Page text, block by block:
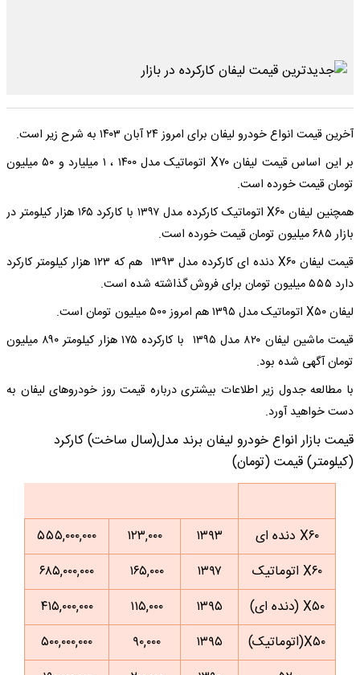
آخرین قیمت انواع خودرو لیفان برای امروز ۲۴ آبان ۱۴۰۳ به شرح زیر است.
بر این اساس قیمت لیفان X۷۰ اتوماتیک مدل ۱۴۰۰ ، ۱ میلیارد و ۵۰ میلیون
تومان قیمت خورده است.
همچنین لیفان X۶۰ اتوماتیک کارکرده مدل ۱۳۹۷ با کارکرد ۱۶۵ هزار کیلومتر در
بازار ۶۸۵ میلیون تومان قیمت خورده است.
قیمت لیفان X۶۰ دنده ای کارکرده مدل ۱۳۹۳ هم که ۱۲۳ هزار کیلومتر کارکرد
دارد ۵۵۵ میلیون تومان برای فروش گذاشته شده است.
لیفان X۵۰ اتوماتیک مدل ۱۳۹۵ هم امروز ۵۰۰ میلیون تومان است.
قیمت ماشین لیفان ۸۲۰ مدل ۱۳۹۵ با کارکرده ۱۷۵ هزار کیلومتر ۸۹۰ میلیون
تومان آگهی شده بود.
با مطالعه جدول زیر اطلاعات بیشتری درباره قیمت روز خودروهای لیفان به
دست خواهید آورد.
قیمت بازار انواع خودرو لیفان برند مدل(سال ساخت) کارکرد
(کیلومتر) قیمت (تومان)
X۶۰ دنده ای ۱۳۹۳ ۱۲۳,۰۰۰
۵۵۵,۰۰۰,۰۰۰
X۶۰ اتوماتیک
۱۳۹۷ ۱۶۵,۰۰۰
۶۸۵,۰۰۰,۰۰۰
X۵۰ (دنده ای)
۱۳۹۵ ۱۱۵,۰۰۰
۴۱۵,۰۰۰,۰۰۰
X۵۰(اتوماتیک)
۱۳۹۵ ۹۰,۰۰۰
۵۰۰,۰۰۰,۰۰۰